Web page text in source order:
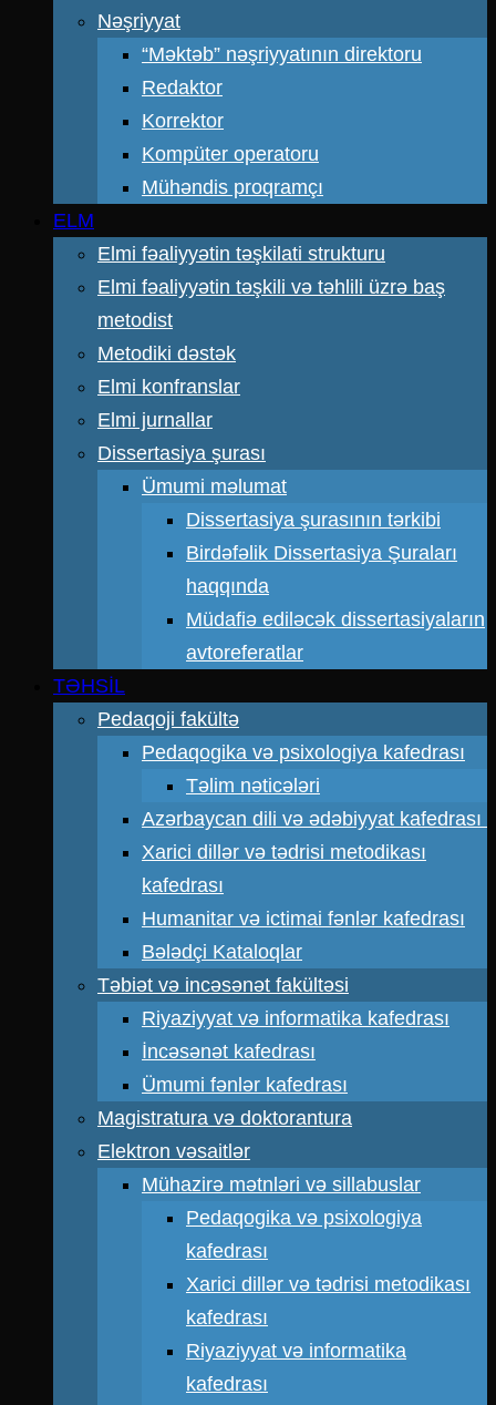
Nəşriyyat
“Məktəb” nəşriyyatının direktoru
Redaktor
Korrektor
Kompüter operatoru
Mühəndis proqramçı
ELM
Elmi fəaliyyətin təşkilati strukturu
Elmi fəaliyyətin təşkili və təhlili üzrə baş
metodist
Metodiki dəstək
Elmi konfranslar
Elmi jurnallar
Dissertasiya şurası
Ümumi məlumat
Dissertasiya şurasının tərkibi
Birdəfəlik Dissertasiya Şuraları
haqqında
Müdafiə ediləcək dissertasiyaların
avtoreferatlar
TƏHSİL
Pedaqoji fakültə
Pedaqogika və psixologiya kafedrası
Təlim nəticələri
Azərbaycan dili və ədəbiyyat kafedrası
Xarici dillər və tədrisi metodikası
kafedrası
Humanitar və ictimai fənlər kafedrası
Bələdçi Kataloqlar
Təbiət və incəsənət fakültəsi
Riyaziyyat və informatika kafedrası
İncəsənət kafedrası
Ümumi fənlər kafedrası
Magistratura və doktorantura
Elektron vəsaitlər
Mühazirə mətnləri və sillabuslar
Pedaqogika və psixologiya
kafedrası
Xarici dillər və tədrisi metodikası
kafedrası
Riyaziyyat və informatika
kafedrası